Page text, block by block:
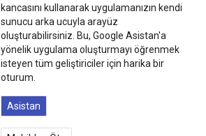
kancasını kullanarak uygulamanızın kendi
sunucu arka ucuyla arayüz
oluşturabilirsiniz. Bu, Google Asistan'a
yönelik uygulama oluşturmayı öğrenmek
isteyen tüm geliştiriciler için harika bir
oturum.
Asistan